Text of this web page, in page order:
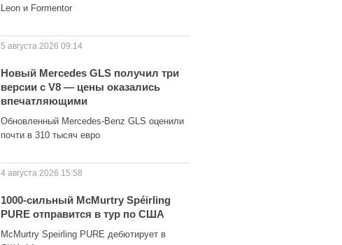
Leon и Formentor
5 августа 2026 09:14
Новый Mercedes GLS получил три
версии с V8 — цены оказались
впечатляющими
Обновленный Mercedes-Benz GLS оценили
почти в 310 тысяч евро
4 августа 2026 15:58
1000-сильный McMurtry Spéirling
PURE отправится в тур по США
McMurtry Speirling PURE дебютирует в